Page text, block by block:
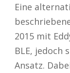
Eine
2015 mit
BLE, jedoch
Ansatz.